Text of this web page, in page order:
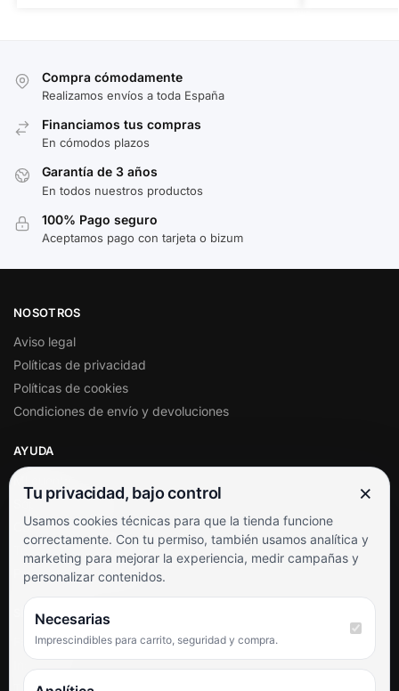
Compra cómodamente
Realizamos envíos a toda España
Financiamos tus compras
En cómodos plazos
Garantía de 3 años
En todos nuestros productos
100% Pago seguro
Aceptamos pago con tarjeta o bizum
NOSOTROS
Aviso legal
Políticas de privacidad
Políticas de cookies
Condiciones de envío y devoluciones
AYUDA
Soporte al cliente
Contacto
Términos y condiciones
Preguntas frecuentes
SÍGUENOS
Facebook
Tu privacidad, bajo control ×
Usamos cookies técnicas para que la tienda funcione
correctamente. Con tu permiso, también usamos analítica y
marketing para mejorar la experiencia, medir campañas y
personalizar contenidos.
Necesarias
Imprescindibles para carrito, seguridad y compra.